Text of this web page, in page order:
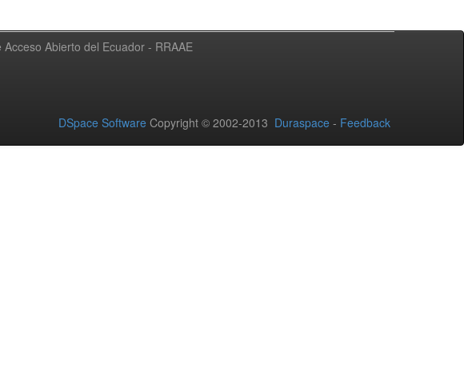
Abierto del Ecuador - RRAAE
DSpace Software Copyright © 2002-2013 Duraspace - Feedback